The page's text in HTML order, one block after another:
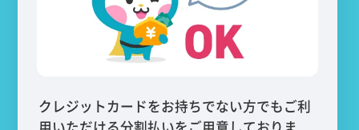
クレジットカードをお持ちでない方でもご利